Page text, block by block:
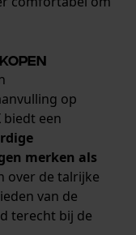
op
een
merken als
over de talrijke
van de
terecht bij de